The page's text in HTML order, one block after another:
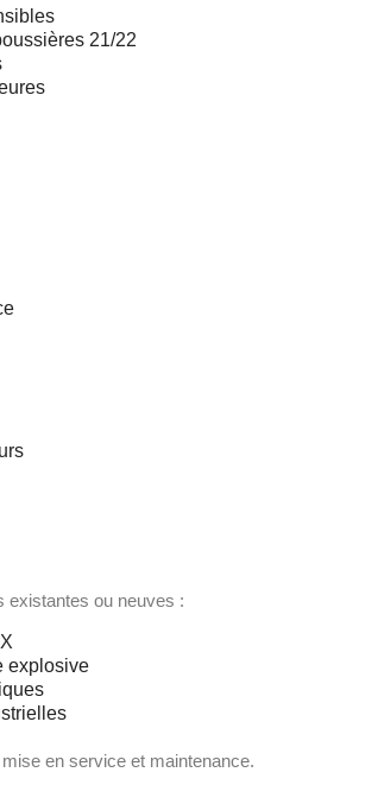
21/22
existantes ou neuves :
explosive
en service et maintenance.